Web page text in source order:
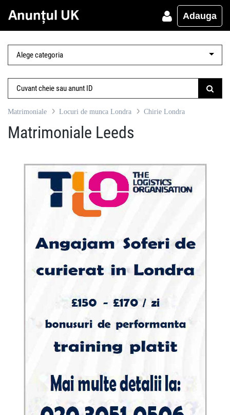
Adauga
Matrimoniale Locuri de munca Londra Chirie Londra
Matrimoniale Leeds